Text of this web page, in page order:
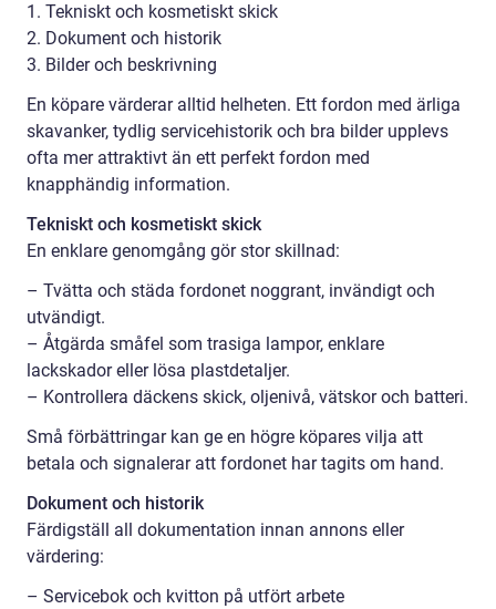
1. Tekniskt och kosmetiskt skick
2. Dokument och historik
3. Bilder och beskrivning
En köpare värderar alltid helheten. Ett fordon med ärliga
skavanker, tydlig servicehistorik och bra bilder upplevs
ofta mer attraktivt än ett perfekt fordon med
knapphändig information.
Tekniskt och kosmetiskt skick
En enklare genomgång gör stor skillnad:
– Tvätta och städa fordonet noggrant, invändigt och
utvändigt.
– Åtgärda småfel som trasiga lampor, enklare
lackskador eller lösa plastdetaljer.
– Kontrollera däckens skick, oljenivå, vätskor och batteri.
Små förbättringar kan ge en högre köpares vilja att
betala och signalerar att fordonet har tagits om hand.
Dokument och historik
Färdigställ all dokumentation innan annons eller
värdering:
– Servicebok och kvitton på utfört arbete